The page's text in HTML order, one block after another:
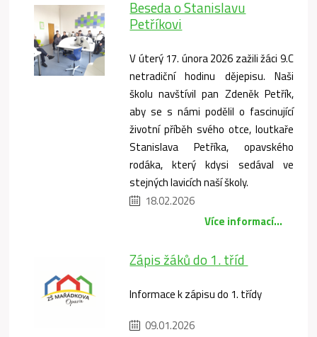
Beseda o Stanislavu
Petříkovi
V úterý 17. února 2026 zažili žáci 9.C
netradiční hodinu dějepisu. Naši
školu navštívil pan Zdeněk Petřík,
aby se s námi podělil o fascinující
životní příběh svého otce, loutkaře
Stanislava Petříka, opavského
rodáka, který kdysi sedával ve
stejných lavicích naší školy.
18.02.2026
Více informací...
Zápis žáků do 1. tříd
Informace k zápisu do 1. třídy
09.01.2026